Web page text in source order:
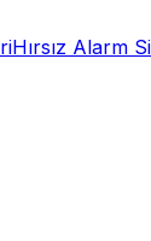
Hırsız Alarm